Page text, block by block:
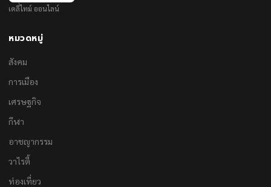
เดลี่ไทม์ ออนไลน์
หมวดหมู่
สังคม
การเมือง
เศรษฐกิจ
กีฬา
อาชญากรรม
วาไรตี้
ท่องเที่ยว